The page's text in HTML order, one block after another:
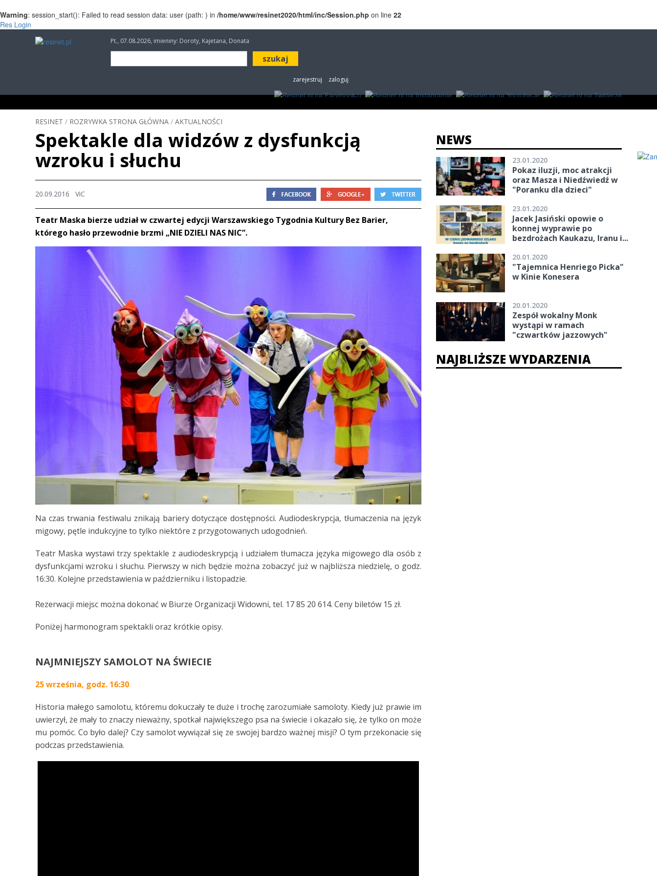
Warning: session_start(): Failed to read session data: user (path: ) in /home/www/resinet2020/html/inc/Session.php on line 22
Res Login
Pt., 07.08.2026, imieniny: Doroty, Kajetana, Donata
zarejestruj zaloguj
INFORMACJE INWESTYCJE IMPREZY
RESINET / ROZRYWKA STRONA GŁÓWNA / AKTUALNOŚCI
Spektakle dla widzów z dysfunkcją
wzroku i słuchu
20.09.2016 ViC
Teatr Maska bierze udział w czwartej edycji Warszawskiego Tygodnia Kultury Bez Barier,
którego hasło przewodnie brzmi „NIE DZIELI NAS NIC”.
Na czas trwania festiwalu znikają bariery dotyczące dostępności. Audiodeskrypcja, tłumaczenia na język
migowy, pętle indukcyjne to tylko niektóre z przygotowanych udogodnień.
Teatr Maska wystawi trzy spektakle z audiodeskrypcją i udziałem tłumacza języka migowego dla osób z
dysfunkcjami wzroku i słuchu. Pierwszy w nich będzie można zobaczyć już w najbliższa niedzielę, o godz.
16:30. Kolejne przedstawienia w październiku i listopadzie.
Rezerwacji miejsc można dokonać w Biurze Organizacji Widowni, tel. 17 85 20 614. Ceny biletów 15 zł.
Poniżej harmonogram spektakli oraz krótkie opisy.
NAJMNIEJSZY SAMOLOT NA ŚWIECIE
25 września, godz. 16:30
Historia małego samolotu, któremu dokuczały te duże i trochę zarozumiałe samoloty. Kiedy już prawie im
uwierzył, że mały to znaczy nieważny, spotkał największego psa na świecie i okazało się, że tylko on może
mu pomóc. Co było dalej? Czy samolot wywiązał się ze swojej bardzo ważnej misji? O tym przekonacie się
podczas przedstawienia.
NEWS
23.01.2020
Pokaz iluzji, moc atrakcji
oraz Masza i Niedźwiedź w
"Poranku dla dzieci"
23.01.2020
Jacek Jasiński opowie o
konnej wyprawie po
bezdrożach Kaukazu, Iranu i...
20.01.2020
"Tajemnica Henriego Picka"
w Kinie Konesera
20.01.2020
Zespół wokalny Monk
wystąpi w ramach
"czwartków jazzowych"
NAJBLIŻSZE WYDARZENIA